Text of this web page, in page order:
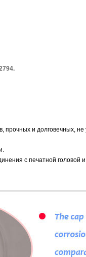
прочных и долговечных,
с печатной головой